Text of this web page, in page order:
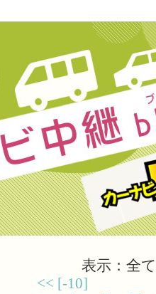
表示：全て
<< [-10]